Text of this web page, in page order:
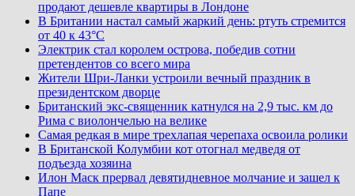
продают дешевле квартиры в Лондоне
В Британии настал самый жаркий день: ртуть стремится
от 40 к 43°C
Электрик стал королем острова, победив сотни
претендентов со всего мира
Жители Шри-Ланки устроили вечный праздник в
президентском дворце
Британский экс-священник катнулся на 2,9 тыс. км до
Рима с виолончелью на велике
Самая редкая в мире трехлапая черепаха освоила ролики
В Британской Колумбии кот отогнал медведя от
подъезда хозяина
Илон Маск прервал девятидневное молчание и зашел к
Папе